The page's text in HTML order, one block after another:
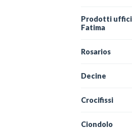
Prodotti
Fatima
Rosarios
Decine
Crocifissi
Ciondolo